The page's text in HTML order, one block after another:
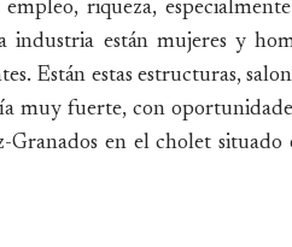
riqueza,
industria están mujeres y
Están estas estructuras,
muy fuerte, con
Granados en el cholet